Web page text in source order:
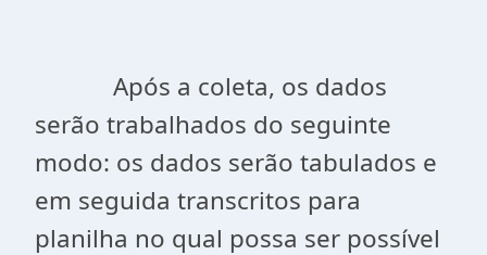
Após a coleta, os dados
serão trabalhados do seguinte
modo: os dados serão tabulados e
em seguida transcritos para
planilha no qual possa ser possível